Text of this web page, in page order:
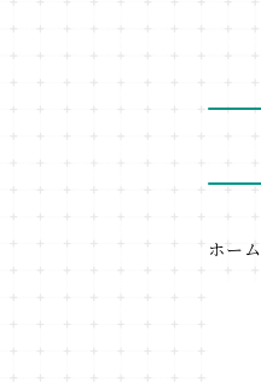
ホーム